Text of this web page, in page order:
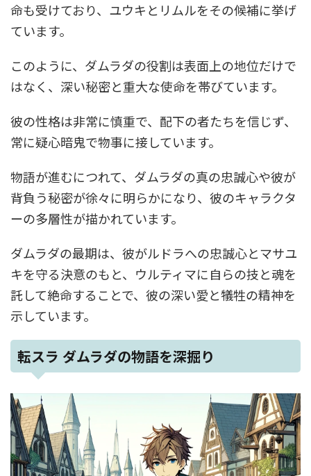
命も受けており、ユウキとリムルをその候補に挙げ
ています。
このように、ダムラダの役割は表面上の地位だけで
はなく、深い秘密と重大な使命を帯びています。
彼の性格は非常に慎重で、配下の者たちを信じず、
常に疑心暗鬼で物事に接しています。
物語が進むにつれて、ダムラダの真の忠誠心や彼が
背負う秘密が徐々に明らかになり、彼のキャラクタ
ーの多層性が描かれています。
ダムラダの最期は、彼がルドラへの忠誠心とマサユ
キを守る決意のもと、ウルティマに自らの技と魂を
託して絶命することで、彼の深い愛と犠牲の精神を
示しています。
転スラ ダムラダの物語を深掘り